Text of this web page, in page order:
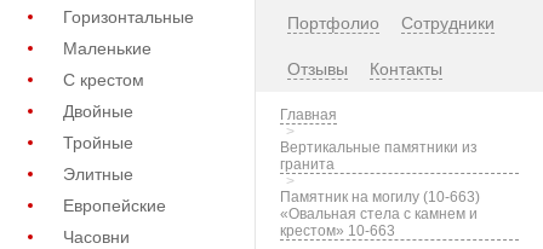
Горизонтальные
Маленькие
С крестом
Двойные
Тройные
Элитные
Европейские
Часовни
Портфолио Сотрудники
Отзывы Контакты
Главная
Вертикальные памятники из
гранита
Памятник на могилу (10-663)
«Овальная стела с камнем и
крестом» 10-663